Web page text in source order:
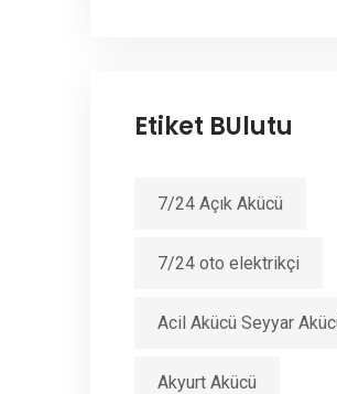
Etiket BUlutu
7/24 Açık Akücü
7/24 oto elektrikçi
Acil Akücü Seyyar
Akyurt Akücü